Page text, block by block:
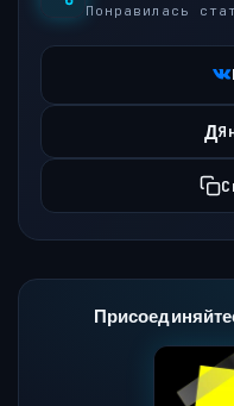
Понравилась
Д